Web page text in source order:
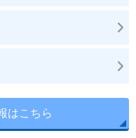
はこちら